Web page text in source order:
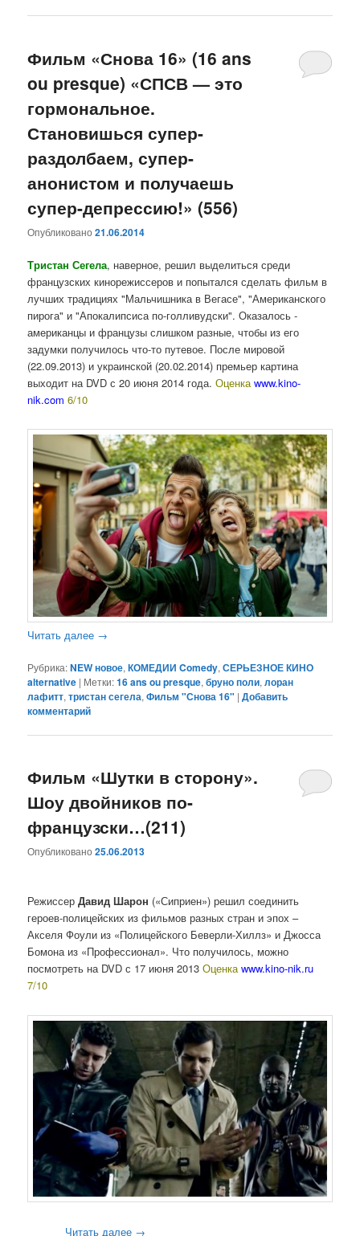
Фильм «Снова 16» (16 ans
ou presque) «СПСВ — это
гормональное.
Становишься супер-
раздолбаем, супер-
анонистом и получаешь
супер-депрессию!» (556)
Опубликовано21.06.2014
Тристан Сегела, наверное, решил выделиться среди
французских кинорежиссеров и попытался сделать фильм в
лучших традициях "Мальчишника в Вегасе", "Американского
пирога" и "Апокалипсиса по-голливудски". Оказалось -
американцы и французы слишком разные, чтобы из его
задумки получилось что-то путевое. После мировой
(22.09.2013) и украинской (20.02.2014) премьер картина
выходит на DVD с 20 июня 2014 года. Оценкаwww.kino-
nik.com 6/10
Читать далее →
Рубрика:NEW новое,КОМЕДИИ Comedy,СЕРЬЕЗНОЕ КИНО
alternative | Метки:16 ans ou presque,бруно поли,лоран
лафитт,тристан сегела,Фильм "Снова 16" |Добавить
комментарий
Фильм «Шутки в сторону».
Шоу двойников по-
французски…(211)
Опубликовано25.06.2013
РежиссерДавид Шарон («Сиприен») решил соединить
героев-полицейских из фильмов разных стран и эпох –
Акселя Фоули из «Полицейского Беверли-Хиллз» и Джосса
Бомона из «Профессионал». Что получилось, можно
посмотреть на DVD с 17 июня 2013Оценкаwww.kino-nik.ru
7/10
Читать далее →